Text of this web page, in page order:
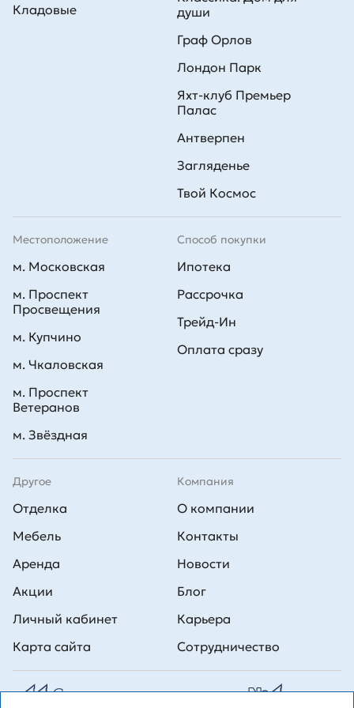
Кладовые
Способ покупки
Ипотека
Рассрочка
Трейд-Ин
Оплата сразу
души
Граф Орлов
Лондон Парк
Яхт-клуб Премьер
Палас
Антверпен
Загляденье
Твой Космос
Другое
Отделка
Мебель
Аренда
Акции
Личный кабинет
Карта сайта
Компания
О компании
Контакты
Новости
Блог
Карьера
Сотрудничество
Местоположение
м. Московская
м. Проспект
Просвещения
м. Купчино
м. Чкаловская
м. Проспект
Ветеранов
м. Звёздная